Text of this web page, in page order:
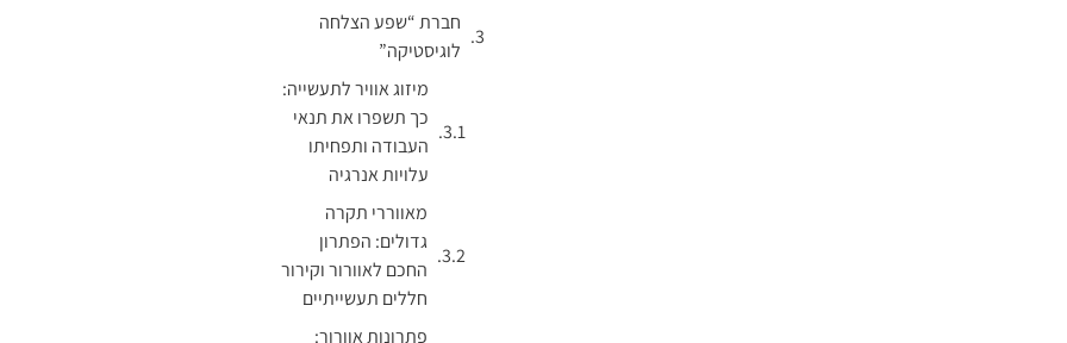
חברת “שפע הצלחה
לוגיסטיקה”
מיזוג אוויר לתעשייה:
כך תשפרו את תנאי
העבודה ותפחיתו
עלויות אנרגיה
מאווררי תקרה
גדולים: הפתרון
החכם לאוורור וקירור
חללים תעשייתיים
פתרונות אוורור: